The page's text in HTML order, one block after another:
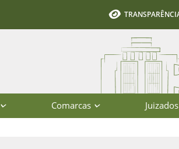
Comarcas